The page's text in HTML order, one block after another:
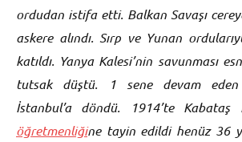
ordudan istifa etti. Balkan Savaşı
askere alındı. Sırp ve Yunan
katıldı. Yanya Kalesi’nin savunması
tutsak düştü. 1 sene devam
İstanbul’a döndü. 1914’te Kabataş
öğretmenliğine tayin edildi henüz 36